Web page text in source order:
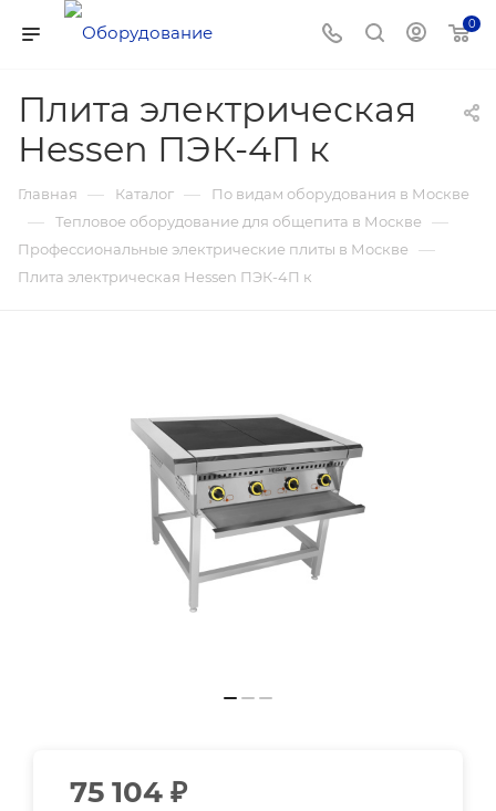
0
Плита электрическая
Hessen ПЭК-4П к
Главная — Каталог — По видам оборудования в Москве
— Тепловое оборудование для общепита в Москве —
Профессиональные электрические плиты в Москве —
Плита электрическая Hessen ПЭК-4П к
75 104 ₽